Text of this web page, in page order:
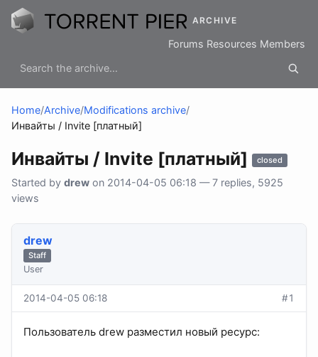
ARCHIVE
Forums Resources Members
Home/Archive/Modifications archive/
Инвайты / Invite [платный]
Инвайты / Invite [платный] closed
Started by drew on 2014-04-05 06:18 — 7 replies, 5925
views
drew
Staff
User
2014-04-05 06:18 #1
Пользователь drew разместил новый ресурс: